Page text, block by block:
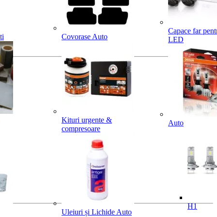
Covorase Auto
Kituri urgente &
compresoare
Uleiuri și Lichide Auto
Capace far
LED
Auto
H1